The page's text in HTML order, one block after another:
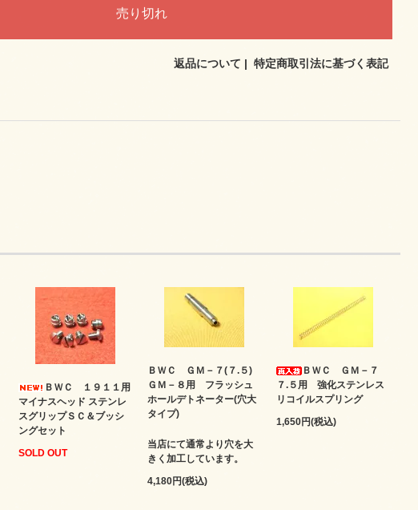
返品について | 特定商取引法に基づく表記
ＢＷＣ １９１１用
マイナスヘッド ステンレ
スグリップＳＣ＆ブッシ
ングセット
SOLD OUT
ＢＷＣ ＧＭ－７(７.５)
ＧＭ－８用 フラッシュ
ホールデトネーター(穴大
タイプ)
当店にて通常より穴を大
きく加工しています。
4,180円(税込)
ＢＷＣ ＧＭ－７
７.５用 強化ステンレス
リコイルスプリング
1,650円(税込)